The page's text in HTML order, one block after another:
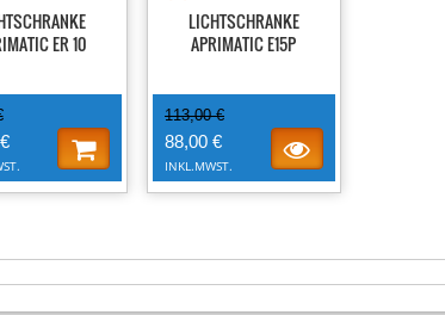
ER 10
LICHTSCHRANKE
APRIMATIC E15P
113,00 €
88,00 €
INKL.MWST.